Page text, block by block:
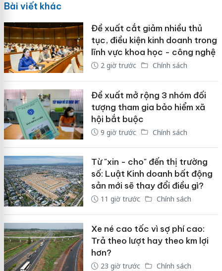
Bài viết khác
Đề xuất cắt giảm nhiều thủ
tục, điều kiện kinh doanh trong
lĩnh vực khoa học - công nghệ
2 giờ trước Chính sách
Đề xuất mở rộng 3 nhóm đối
tượng tham gia bảo hiểm xã
hội bắt buộc
9 giờ trước Chính sách
Từ "xin - cho" đến thị trường
số: Luật Kinh doanh bất động
sản mới sẽ thay đổi điều gì?
11 giờ trước Chính sách
Xe né cao tốc vì sợ phí cao:
Trả theo lượt hay theo km lợi
hơn?
23 giờ trước Chính sách